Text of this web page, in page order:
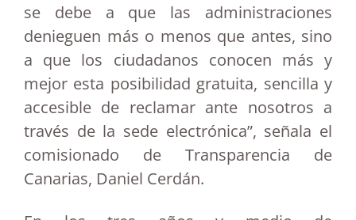
se debe a que las administraciones
denieguen más o menos que antes, sino
a que los ciudadanos conocen más y
mejor esta posibilidad gratuita, sencilla y
accesible de reclamar ante nosotros a
través de la sede electrónica”, señala el
comisionado de Transparencia de
Canarias, Daniel Cerdán.